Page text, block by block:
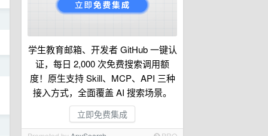
学生教育邮箱、开发者 GitHub 一键认
证，每日 2,000 次免费搜索调用额
度！原生支持 Skill、MCP、API 三种
接入方式，全面覆盖 AI 搜索场景。
立即免费集成